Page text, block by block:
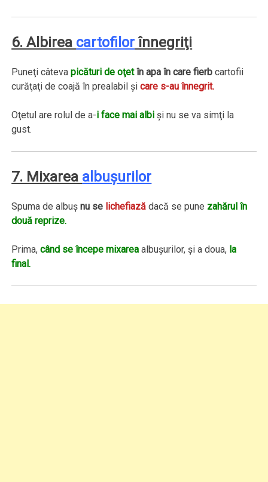
6. Albirea cartofilorînnegriţi
Puneţi câtevapicături de oţet în apa în care fierb cartofii
curăţaţi de coajă în prealabil şicare s-au înnegrit.
Oţetul are rolul de a-i face mai albi şi nu se va simţi la
gust.
7. Mixarea albuşurilor
Spuma de albuşnu se lichefiază dacă se pune zahărul în
două reprize.
Prima,când se începe mixarea albuşurilor, şi a doua, la
final.